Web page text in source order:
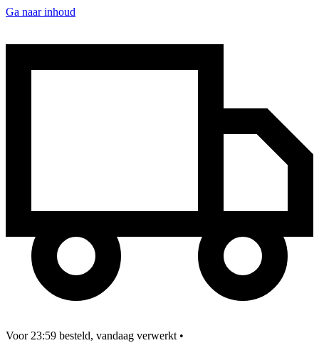
Ga naar inhoud
Voor 23:59 besteld, vandaag verwerkt •